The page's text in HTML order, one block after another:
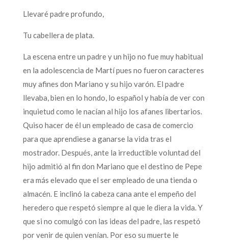
Llevaré padre profundo,
Tu cabellera de plata.
La escena entre un padre y un hijo no fue muy habitual
en la adolescencia de Martí pues no fueron caracteres
muy afines don Mariano y su hijo varón. El padre
llevaba, bien en lo hondo, lo español y había de ver con
inquietud como le nacían al hijo los afanes libertarios.
Quiso hacer de él un empleado de casa de comercio
para que aprendiese a ganarse la vida tras el
mostrador. Después, ante la irreductible voluntad del
hijo admitió al fin don Mariano que el destino de Pepe
era más elevado que el ser empleado de una tienda o
almacén. E inclinó la cabeza cana ante el empeño del
heredero que respetó siempre al que le diera la vida. Y
que si no comulgó con las ideas del padre, las respetó
por venir de quien venían. Por eso su muerte le